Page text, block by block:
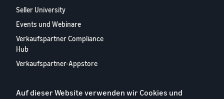
Seller University
Events und Webinare
Verkaufspartner Compliance
Hub
Verkaufspartner-Appstore
Verkaufspartner-Bericht
Auf dieser Website verwenden wir Cookies und